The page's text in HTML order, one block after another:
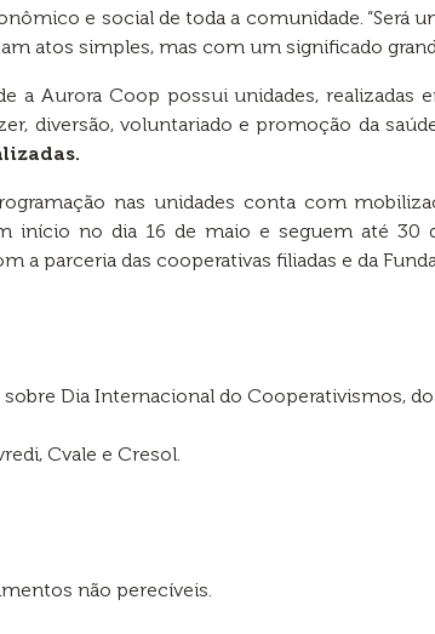
e social de toda a comunidade. “Será
atos simples, mas com um significado
a Aurora Coop possui unidades,
diversão, voluntariado e promoção da
nas unidades conta com
início no dia 16 de maio e seguem até 30
a parceria das cooperativas filiadas e da
Dia Internacional do Cooperativismos,
Cvale e Cresol.
não perecíveis.